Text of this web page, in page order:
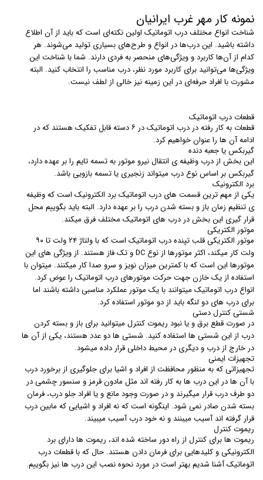
نمونه کار مهر غرب ایرانیان
شناخت انواع مختلف درب اتوماتیک اولین نکته‌ای است که باید از آن اطلاع
داشته باشید. این درب‌ها در انواع و طرح‌های بسیاری تولید می‌شوند. هر
کدام از آن‌ها کاربرد و ویژگی‌های منحصر به فردی دارند. شما با شناخت این
ویژگی‌ها می‌توانید برای کاربرد مورد نظر، درب مناسب را انتخاب کنید. البته
مشورت با افراد حرفه‌ای در این زمینه نیز خالی از لطف نیست.
قطعات درب اتوماتیک
قطعات به کار رفته در درب اتوماتیک در ۶ دسته قابل تفکیک هستند که در
ادامه آن ها را عنوان خواهیم کرد.
گیربکس یا جعبه دنده
این بخش از درب وظیفه ی انتقال نیرو موتور به تسمه تایم را بر عهده دارد،
گیربکس بر اساس نوع درب میتواند زنجیری یا تسمه بازویی باشد.
برد الکترونیک
یکی از مهم ترین قسمت های درب اتوماتیک برد الکترونیک است که وظیفه
ی تنظیم زمان باز و بسته شدن درب را بر عهده دارد. البته باید بگوییم محل
قرار گیری این بخش در درب های اتوماتیک مختلف فرق میکند.
موتور الکتریکی
موتور الکتریکی قلب تپنده درب اتوماتیک است که با ولتاژ ۲۴ ولت تا ۹۰
ولت کار میکند، اکثر موتورها از نوع DC و تک فاز هستند. از ویژگی های این
موتورها این است که با کمترین میزان نویز و سرو صدا کار میکنند. میتوان با
استفاده از یک خازن جهت حرکت موتورهای درب اتوماتیک را عوض کرد.
انواع درب اتوماتیک میتوانند با یک موتور عملکرد مناسبی داشته باشند اما
برای درب های دو لنگه باید از دو موتور استفاده کرد.
شستی کنترل دستی
در صورت قطع برق و یا نبود ریموت کنترل میتوانید برای باز و بسته کردن
درب از این شستی ها استفاده کنید. شستی ها دو عدد هستند، یکی از آن ها
در خارج از درب و دیگری در محیط داخلی قرار داده میشود.
تجهیزات ایمنی
تجهیزاتی که به منظور محافظت از افراد و اشیا برای جلوگیری از برخورد درب
با آن ها در این درب ها به کار رفته اند مثل مادون قرمز و سنسور چشمی در
دو طرف درب قرار میگیرند و در صورت وجود مانع و یا افراد جلو درب، فرمان
بسته شدن صادر نمی شود. اینگونه است که نه افراد و اشیایی که مابین درب
قرار گرفته اند آسیب میبنند و نه خود درب آسیب میبیند.
ریموت کنترل
ریموت ها برای کنترل از راه دور ساخته شده اند، ریموت ها دارای برد
الکترونیکی و کلیدهایی برای فرمان دادن هستند. حال که با قطعات درب
اتوماتیک آشنا شدیم بهتر است در مورد نحوه نصب این درب ها نیز بگوییم.